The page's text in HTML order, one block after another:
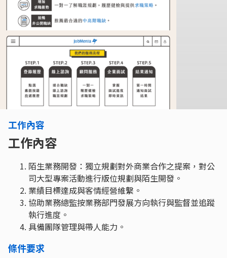
工作內容
工作內容
陌生業務開發：獨立規劃對外商業合作之提案，對公
司大型專案活動進行版位規劃與陌生開發。
業績目標達成與客情經營維繫。
協助業務總監按業務部門發展方向執行與監督並追蹤
執行進度。
具備團隊管理與帶人能力。
條件要求